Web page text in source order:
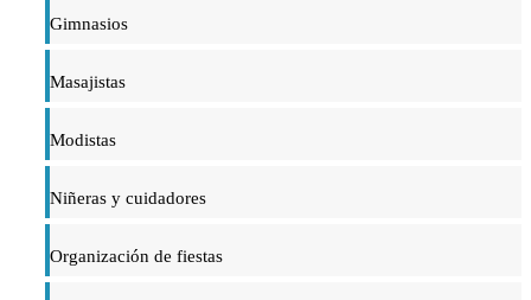
Gimnasios
Masajistas
Modistas
Niñeras y cuidadores
Organización de fiestas